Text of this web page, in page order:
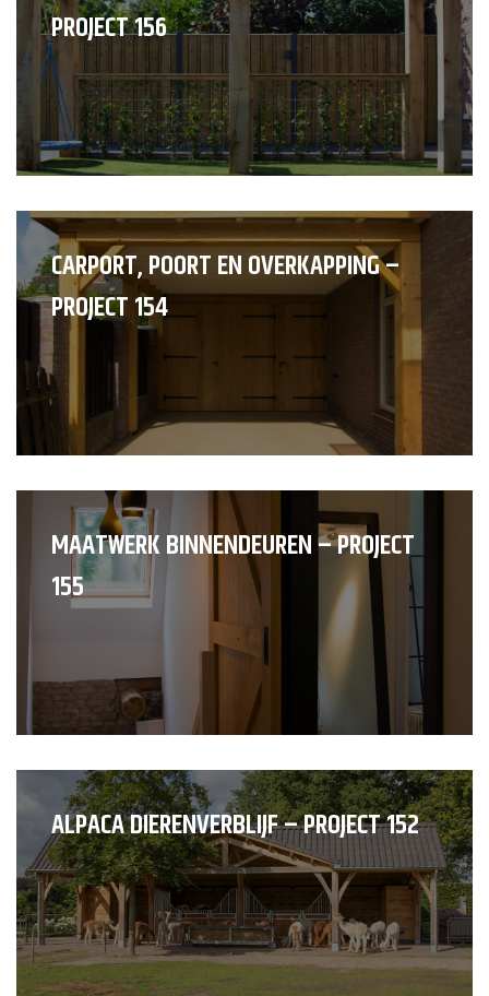
PROJECT 156
CARPORT, POORT EN OVERKAPPING –
PROJECT 154
MAATWERK BINNENDEUREN – PROJECT
155
ALPACA DIERENVERBLIJF – PROJECT 152